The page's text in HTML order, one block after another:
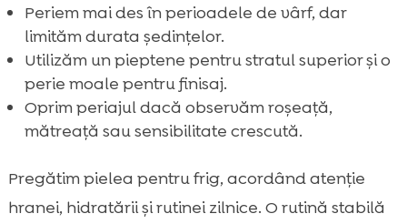
Periem mai des în perioadele de vârf, dar
limităm durata ședințelor.
Utilizăm un pieptene pentru stratul superior și o
perie moale pentru finisaj.
Oprim periajul dacă observăm roșeață,
mătreață sau sensibilitate crescută.
Pregătim pielea pentru frig, acordând atenție
hranei, hidratării și rutinei zilnice. O rutină stabilă